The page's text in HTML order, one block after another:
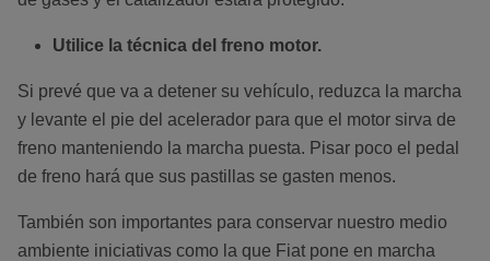
Utilice la técnica del freno motor.
Si prevé que va a detener su vehículo, reduzca la marcha
y levante el pie del acelerador para que el motor sirva de
freno manteniendo la marcha puesta. Pisar poco el pedal
de freno hará que sus pastillas se gasten menos.
También son importantes para conservar nuestro medio
ambiente iniciativas como la que Fiat pone en marcha